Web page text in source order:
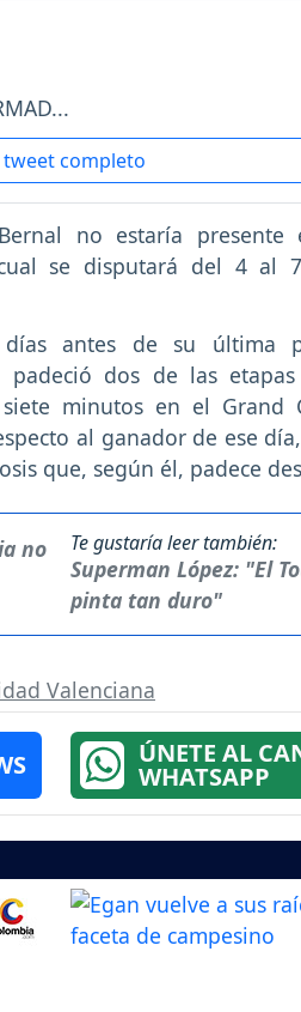
tweet completo
no estaría presente
se disputará del 4 al
antes de su última
padeció dos de las
minutos en el Grand
al ganador de ese
que, según él, padece
Te gustaría leer también:
Superman López: "El
pinta tan duro"
Valenciana
ÚNETE AL
WHATSAPP